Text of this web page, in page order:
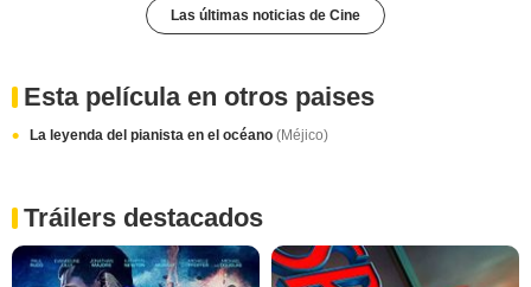
Las últimas noticias de Cine
Esta película en otros paises
La leyenda del pianista en el océano (Méjico)
Tráilers destacados